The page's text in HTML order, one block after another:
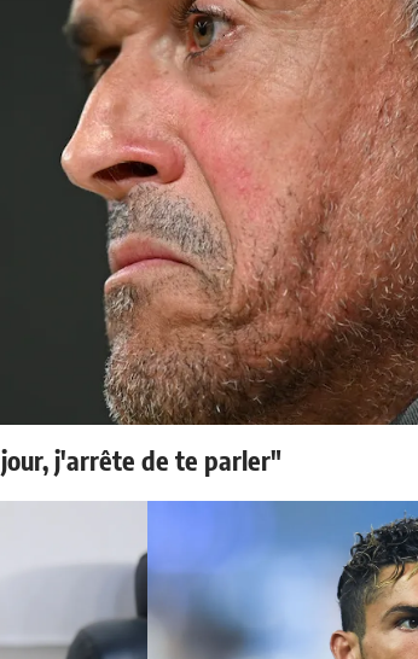
j'arrête de te parler"